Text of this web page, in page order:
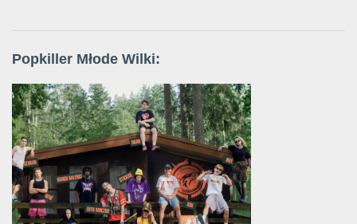
Popkiller Młode Wilki: